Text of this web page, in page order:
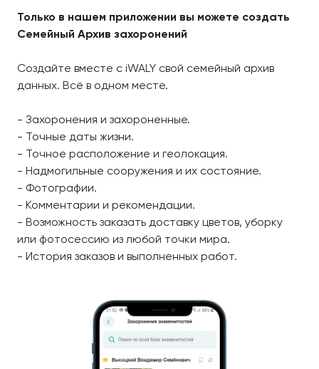
Только в нашем приложении вы можете создать
Семейный Архив захоронений
Создайте вместе с iWALY свой семейный архив
данных. Всё в одном месте.
- Захоронения и захороненные.
- Точные даты жизни.
- Точное расположение и геолокация.
- Надмогильные сооружения и их состояние.
- Фотографии.
- Комментарии и рекомендации.
- Возможность заказать доставку цветов, уборку
или фотосессию из любой точки мира.
- История заказов и выполненных работ.